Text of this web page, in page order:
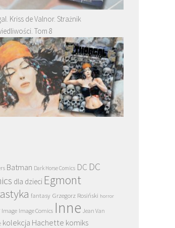
Kriss de Valnor. Strażnik
Tom 8
Batman Dark Horse Comics DC DC
dla dzieci Egmont
fantasy Grzegorz Rosiński horror
Image Image Comics Inne Jean Van
kolekcja Hachette komiks